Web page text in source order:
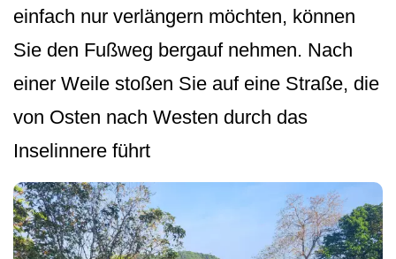
einfach nur verlängern möchten, können
Sie den Fußweg bergauf nehmen. Nach
einer Weile stoßen Sie auf eine Straße, die
von Osten nach Westen durch das
Inselinnere führt